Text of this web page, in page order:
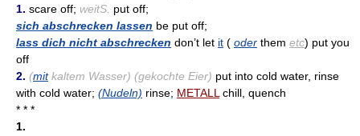
1. scare off; weitS. put off;
sich abschrecken lassen be put off;
lass dich nicht abschrecken don’t let it ( oder them etc) put you
off
2. (mitkaltem Wasser) (gekochte Eier) put into cold water, rinse
with cold water; (Nudeln) rinse; METALL chill, quench
* * *
1.